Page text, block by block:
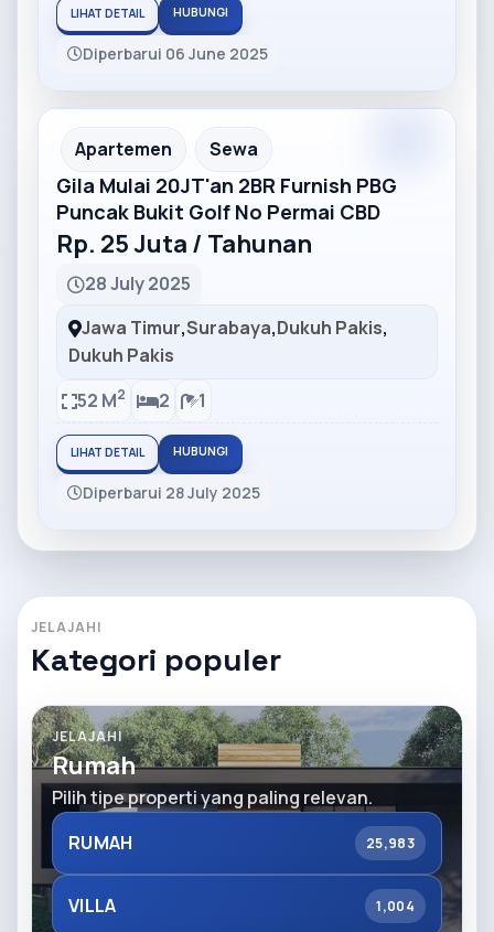
LIHAT DETAIL HUBUNGI
Diperbarui 06 June 2025
Partner Ad
Apartemen Sewa
Gila Mulai 20JT'an 2BR Furnish PBG
Puncak Bukit Golf No Permai CBD
Rp. 25 Juta / Tahunan
28 July 2025
Jawa Timur,Surabaya,Dukuh Pakis,
Dukuh Pakis
52 M2 2 1
LIHAT DETAIL HUBUNGI
Diperbarui 28 July 2025
JELAJAHI
Kategori populer
JELAJAHI
Rumah
Pilih tipe properti yang paling relevan.
RUMAH
25,983
VILLA 1,004